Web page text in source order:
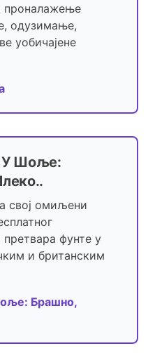
проналажење
одузимање,
уобичајене
У Шоље:
свој омиљени
претвара фунте у
и британским
Брашно,